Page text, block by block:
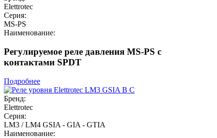
Elettrotec
Серия:
MS-PS
Наименование:
Регулируемое реле давления MS-PS с
контактами SPDT
Подробнее
Бренд:
Elettrotec
Серия:
LM3 / LM4 GSIA - GIA - GTIA
Наименование: